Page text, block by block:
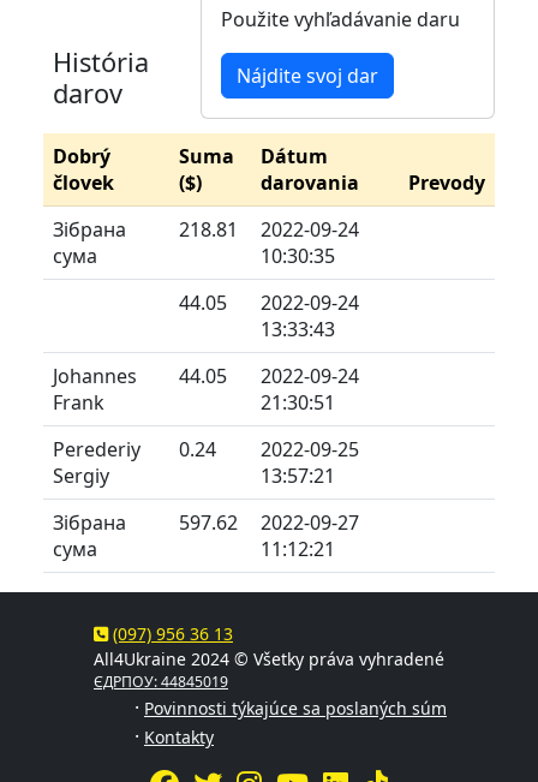
História
darov
Použite vyhľadávanie daru
Nájdite svoj dar
Dobrý
človek
Suma
($)
Dátum
darovania
Prevody
Зібрана
сума
218.81
2022-09-24
10:30:35
44.05
2022-09-24
13:33:43
Johannes
Frank
44.05
2022-09-24
21:30:51
Perederiy
Sergiy
0.24
2022-09-25
13:57:21
Зібрана
сума
597.62
2022-09-27
11:12:21
(097) 956 36 13
All4Ukraine 2024 © Všetky práva vyhradené
ЄДРПОУ: 44845019
· Povinnosti týkajúce sa poslaných súm
· Kontakty